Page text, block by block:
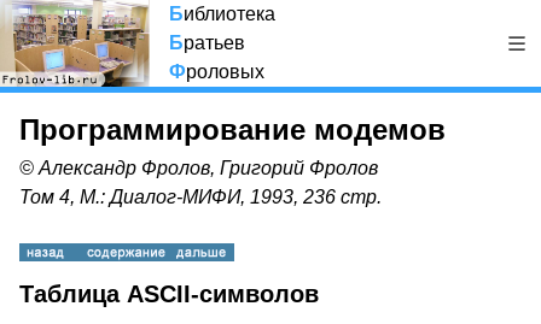
Библиотека
Братьев
Фроловых
Программирование модемов
© Александр Фролов, Григорий Фролов
Том 4, М.: Диалог-МИФИ, 1993, 236 стр.
Таблица ASCII-символов